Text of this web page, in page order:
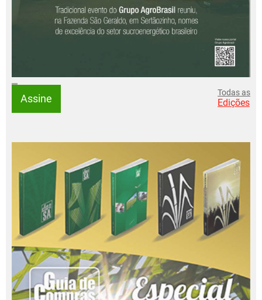
Assine Todas as
Edições